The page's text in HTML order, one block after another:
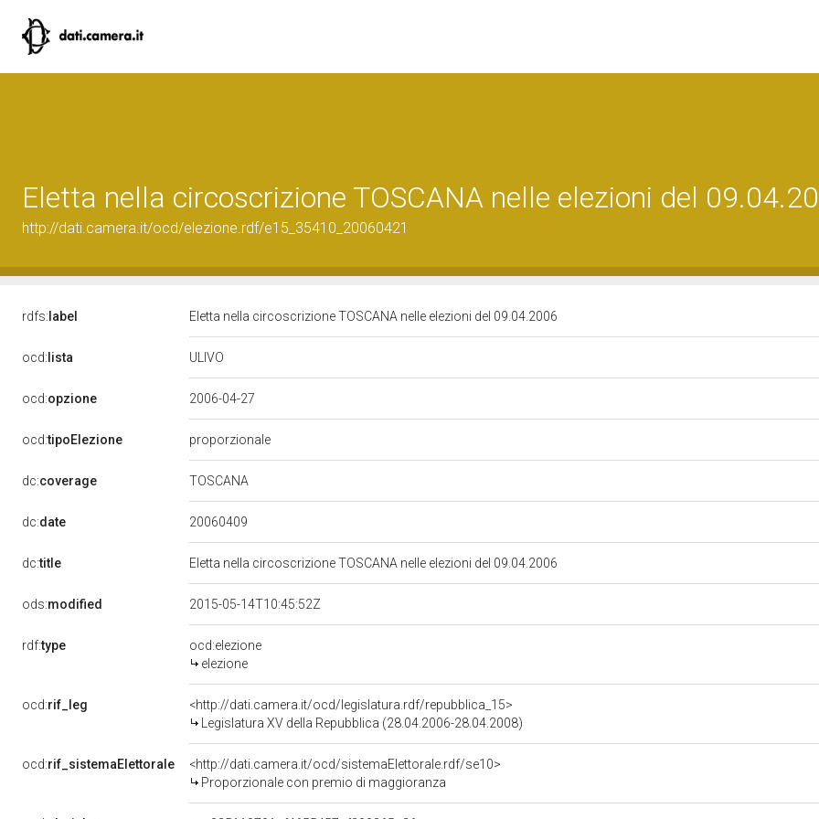
Eletta nella circoscrizione TOSCANA nelle elezioni del
http://dati.camera.it/ocd/elezione.rdf/e15_35410_20060421
rdfs: label Eletta nella circoscrizione TOSCANA nelle elezioni del 09.04.2006
ocd: lista ULIVO
ocd:opzione 2006-04-27
ocd:tipoElezione proporzionale
dc:coverage TOSCANA
dc:date 20060409
dc:title Eletta nella circoscrizione TOSCANA nelle elezioni del 09.04.2006
ods:modified 2015-05-14T10:45:52Z
rdf:type
ocd:elezione
elezione
ocd:rif_leg
<http://dati.camera.it/ocd/legislatura.rdf/repubblica_15>
Legislatura XV della Repubblica (28.04.2006-28.04.2008)
ocd:rif_sistemaElettorale
<http://dati.camera.it/ocd/sistemaElettorale.rdf/se10>
Proporzionale con premio di maggioranza